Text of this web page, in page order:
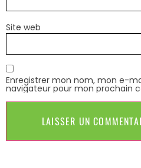
Site web
Enregistrer mon nom, mon e-
navigateur pour mon prochain